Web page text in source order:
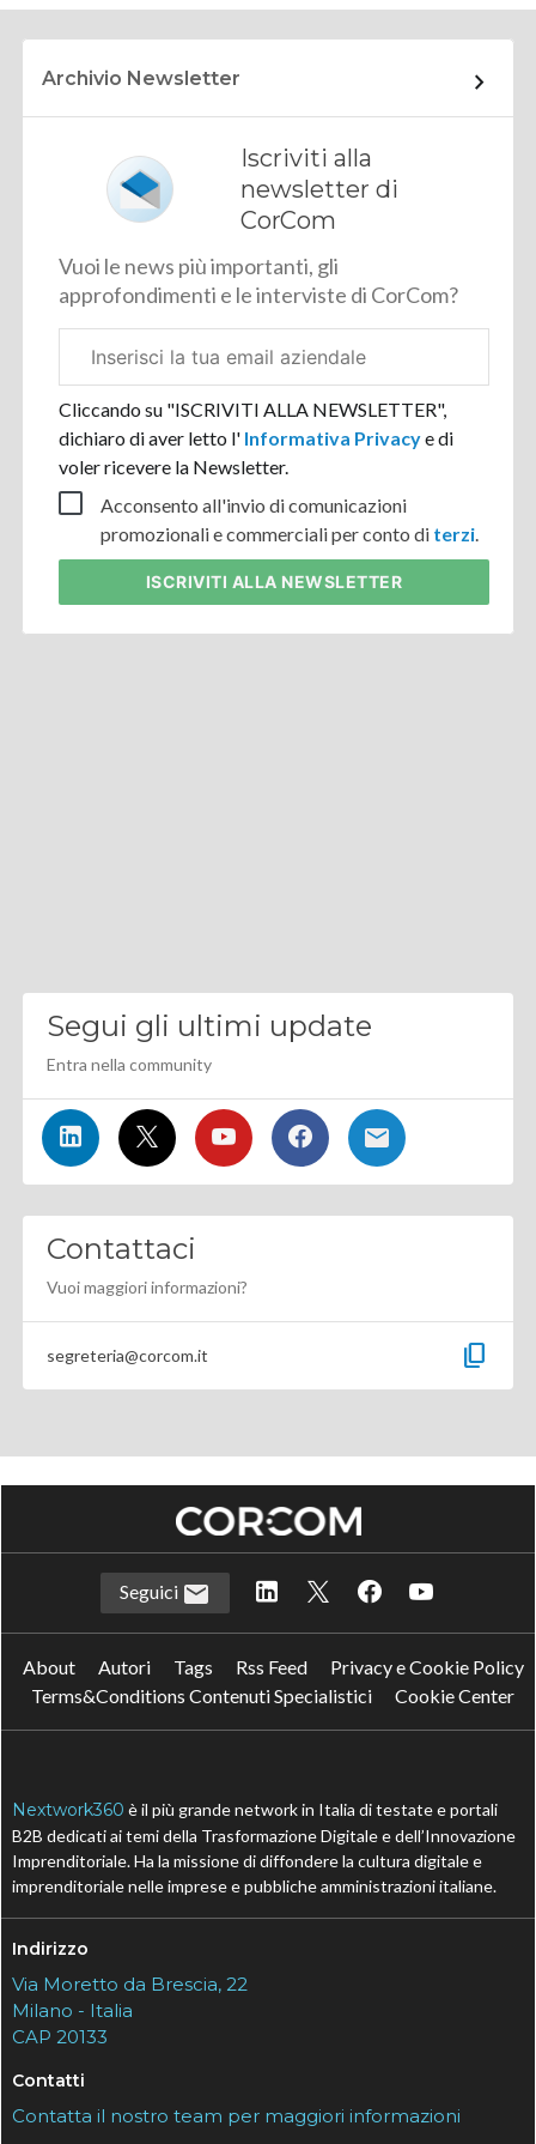
Archivio Newsletter
Iscriviti alla
newsletter di
CorCom
Vuoi le news più importanti, gli
approfondimenti e le interviste di CorCom?
aziendale
Cliccando su "ISCRIVITI ALLA NEWSLETTER",
dichiaro di aver letto l' Informativa Privacye di
voler ricevere la Newsletter.
Acconsento all'invio di comunicazioni
promozionali e commerciali per conto di terzi.
ISCRIVITI ALLA NEWSLETTER
Segui gli ultimi update
Entra nella community
Contattaci
Vuoi maggiori informazioni?
segreteria@corcom.it content_copy
Seguici
About Autori Tags Rss Feed
Privacy e Cookie Policy
Terms&Conditions Contenuti Specialistici
Cookie Center
Nextwork360 è il più grande network in Italia di testate e portali
B2B dedicati ai temi della Trasformazione Digitale e dell’Innovazione
Imprenditoriale. Ha la missione di diffondere la cultura digitale e
imprenditoriale nelle imprese e pubbliche amministrazioni italiane.
Indirizzo
Via Moretto da Brescia, 22
Milano - Italia
CAP 20133
Contatti
Contatta il nostro team per maggiori informazioni